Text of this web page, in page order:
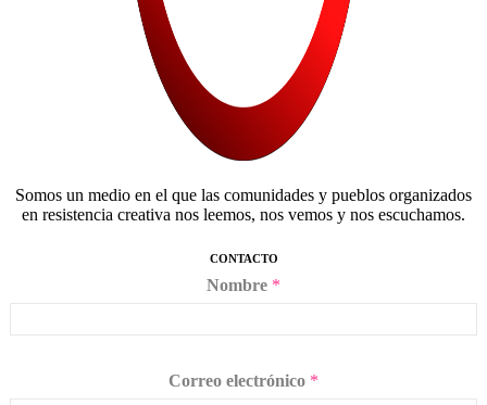
Somos un medio en el que las comunidades y pueblos organizados
en resistencia creativa nos leemos, nos vemos y nos escuchamos.
CONTACTO
Nombre *
Correo electrónico *